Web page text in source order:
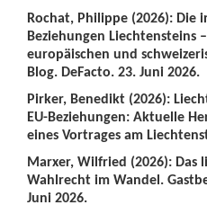
Rochat, Philippe (2026): Die
Beziehungen Liechtensteins
europäischen und
Blog. DeFacto. 23. Juni 2026.
Pirker, Benedikt (2026):
EU-Beziehungen: Aktuelle
eines Vortrages am
Marxer, Wilfried (2026): Das
Wahlrecht im Wandel.
Juni 2026.